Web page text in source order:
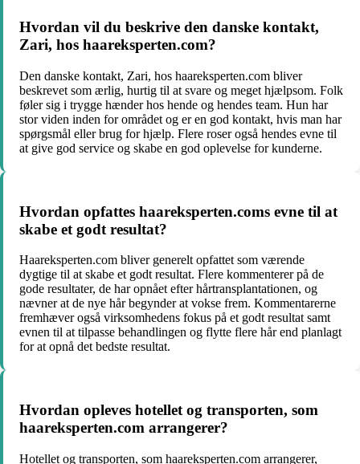
Hvordan vil du beskrive den danske kontakt,
Zari, hos haareksperten.com?
Den danske kontakt, Zari, hos haareksperten.com bliver
beskrevet som ærlig, hurtig til at svare og meget hjælpsom. Folk
føler sig i trygge hænder hos hende og hendes team. Hun har
stor viden inden for området og er en god kontakt, hvis man har
spørgsmål eller brug for hjælp. Flere roser også hendes evne til
at give god service og skabe en god oplevelse for kunderne.
Hvordan opfattes haareksperten.coms evne til at
skabe et godt resultat?
Haareksperten.com bliver generelt opfattet som værende
dygtige til at skabe et godt resultat. Flere kommenterer på de
gode resultater, de har opnået efter hårtransplantationen, og
nævner at de nye hår begynder at vokse frem. Kommentarerne
fremhæver også virksomhedens fokus på et godt resultat samt
evnen til at tilpasse behandlingen og flytte flere hår end planlagt
for at opnå det bedste resultat.
Hvordan opleves hotellet og transporten, som
haareksperten.com arrangerer?
Hotellet og transporten, som haareksperten.com arrangerer,